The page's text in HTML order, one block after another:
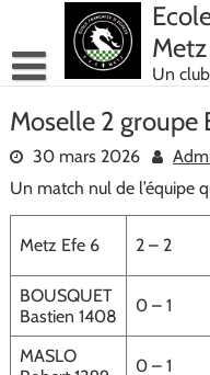
content
Metz
Un
Moselle 2 groupe
30 mars 2026
Un match nul de l’équipe
Metz Efe 6 2 – 2
BOUSQUET
Bastien 1408
0 – 1
MASLO
0 – 1